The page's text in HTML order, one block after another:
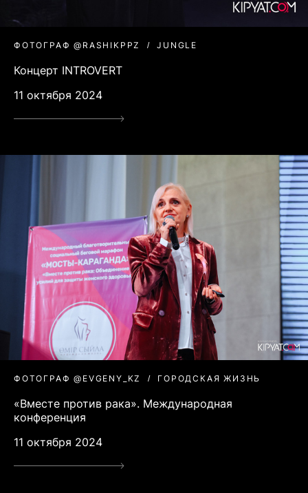
ФОТОГРАФ @RASHIKPPZ JUNGLE
Концерт INTROVERT
11 октября 2024
ФОТОГРАФ @EVGENY_KZ ГОРОДСКАЯ ЖИЗНЬ
«Вместе против рака». Международная
конференция
11 октября 2024